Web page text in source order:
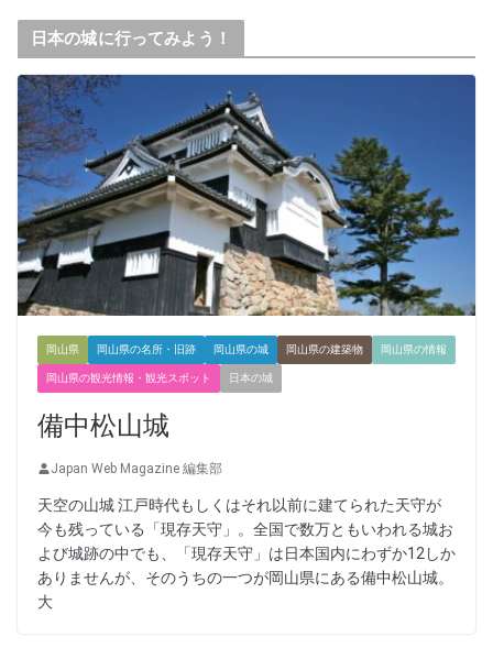
日本の城に行ってみよう！
岡山県 岡山県の名所・旧跡 岡山県の城 岡山県の建築物 岡山県の情報
岡山県の観光情報・観光スポット 日本の城
備中松山城
Japan Web Magazine 編集部
天空の山城 江戸時代もしくはそれ以前に建てられた天守が
今も残っている「現存天守」。全国で数万ともいわれる城お
よび城跡の中でも、「現存天守」は日本国内にわずか12しか
ありませんが、そのうちの一つが岡山県にある備中松山城。
大